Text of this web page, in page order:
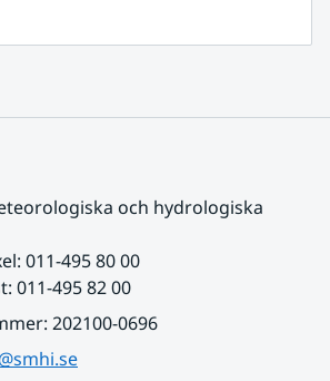
och hydrologiska
011-495 80 00
011-495 82 00
202100-0696